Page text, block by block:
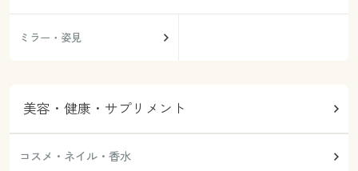
ミラー・姿見
美容・健康・サプリメント
コスメ・ネイル・香水